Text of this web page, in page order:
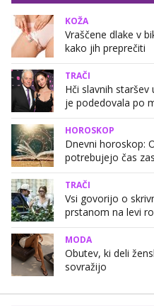
KOŽA
Vraščene dlake v
kako jih preprečiti
TRAČI
Hči slavnih
je podedovala po
HOROSKOP
Dnevni horoskop:
potrebujejo čas
TRAČI
Vsi govorijo o
prstanom na levi
MODA
Obutev, ki deli
sovražijo